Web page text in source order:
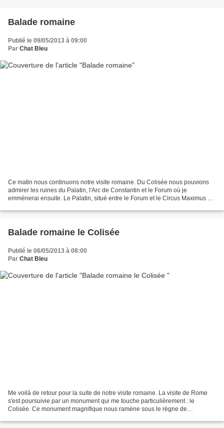
Balade romaine
Publié le 09/05/2013 à 09:00
Par Chat Bleu
Ce matin nous continuons notre visite romaine. Du Colisée nous pouvions
admirer les ruines du Palatin, l'Arc de Constantin et le Forum où je
emmènerai ensuite. Le Palatin, situé entre le Forum et le Circus Maximus est
Balade romaine le Colisée
Publié le 06/05/2013 à 08:00
Par Chat Bleu
Me voilà de retour pour la suite de notre visite romaine. La visite de Rome
s'est poursuivie par un monument qui me touche particulièrement : le
Colisée. Ce monument magnifique nous ramène sous le règne de